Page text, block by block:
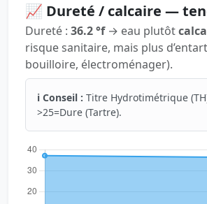
📈 Dureté / calcaire —
Dureté : 36.2 °f→ eau plutôt
risque sanitaire, mais plus
bouilloire, électroménager).
ℹ️ Conseil : Titre Hydrotimétrique
>25=Dure (Tartre).